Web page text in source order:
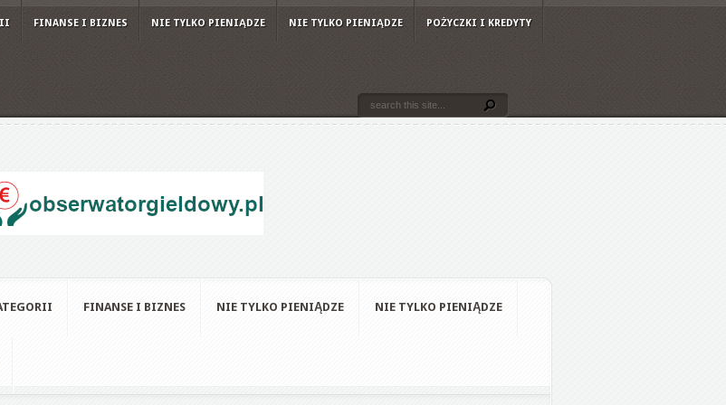
FINANSE I BIZNES NIE TYLKO PIENIĄDZE NIE TYLKO PIENIĄDZE POŻYCZKI I KREDYTY
FINANSE I BIZNES NIE TYLKO PIENIĄDZE NIE TYLKO PIENIĄDZE